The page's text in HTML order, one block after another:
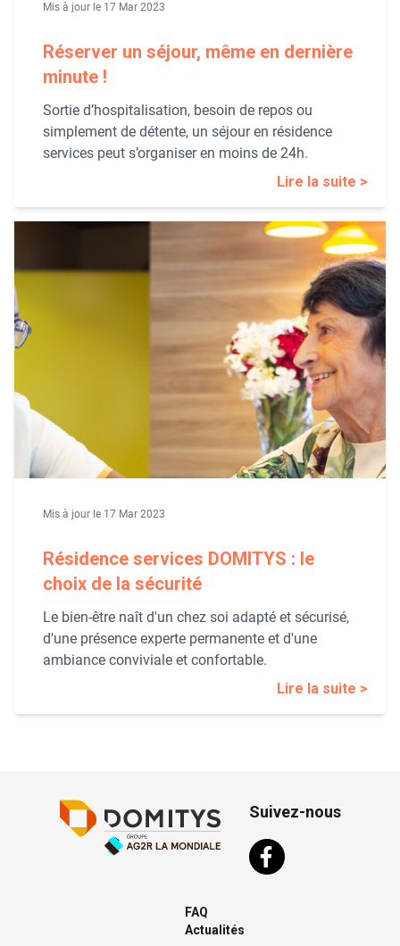
Mis à jour le 17 Mar 2023
Réserver un séjour, même en dernière
minute !
Sortie d’hospitalisation, besoin de repos ou
simplement de détente, un séjour en résidence
services peut s’organiser en moins de 24h.
Lire la suite >
Mis à jour le 17 Mar 2023
Résidence services DOMITYS : le
choix de la sécurité
Le bien-être naît d'un chez soi adapté et sécurisé,
d'une présence experte permanente et d'une
ambiance conviviale et confortable.
Lire la suite >
Suivez-nous
FAQ
Actualités